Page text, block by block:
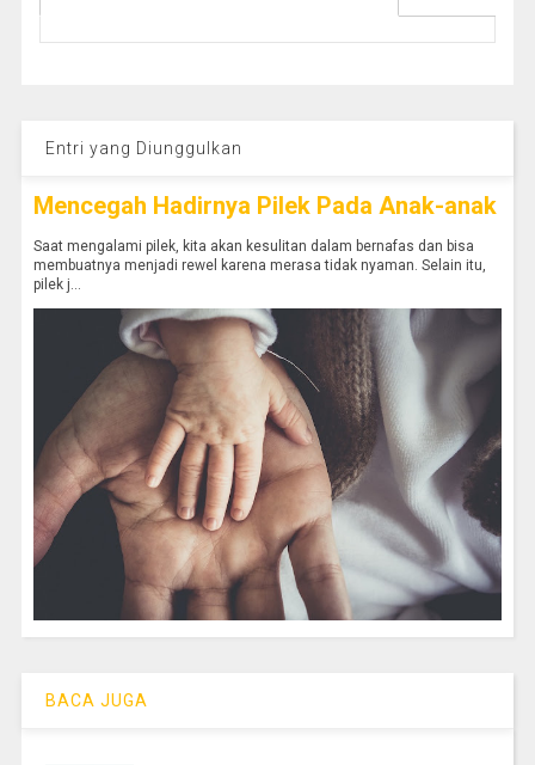
Entri yang Diunggulkan
Mencegah Hadirnya Pilek Pada Anak-anak
Saat mengalami pilek, kita akan kesulitan dalam bernafas dan bisa
membuatnya menjadi rewel karena merasa tidak nyaman. Selain itu,
pilek j...
BACA JUGA